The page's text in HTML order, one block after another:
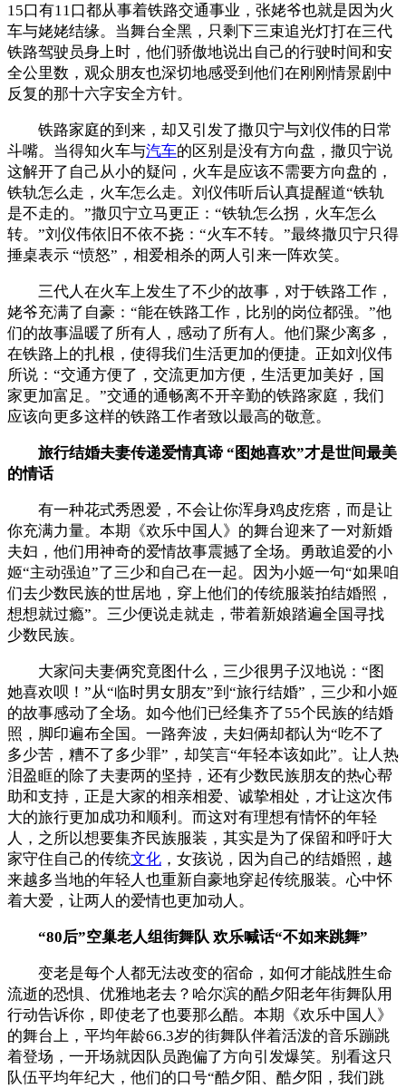
15口有11口都从事着铁路交通事业，张姥爷也就是因为火
车与姥姥结缘。当舞台全黑，只剩下三束追光灯打在三代
铁路驾驶员身上时，他们骄傲地说出自己的行驶时间和安
全公里数，观众朋友也深切地感受到他们在刚刚情景剧中
反复的那十六字安全方针。
铁路家庭的到来，却又引发了撒贝宁与刘仪伟的日常
斗嘴。当得知火车与汽车的区别是没有方向盘，撒贝宁说
这解开了自己从小的疑问，火车是应该不需要方向盘的，
铁轨怎么走，火车怎么走。刘仪伟听后认真提醒道“铁轨
是不走的。”撒贝宁立马更正：“铁轨怎么拐，火车怎么
转。”刘仪伟依旧不依不挠：“火车不转。”最终撒贝宁只得
捶桌表示 “愤怒”，相爱相杀的两人引来一阵欢笑。
三代人在火车上发生了不少的故事，对于铁路工作，
姥爷充满了自豪：“能在铁路工作，比别的岗位都强。”他
们的故事温暖了所有人，感动了所有人。他们聚少离多，
在铁路上的扎根，使得我们生活更加的便捷。正如刘仪伟
所说：“交通方便了，交流更加方便，生活更加美好，国
家更加富足。”交通的通畅离不开辛勤的铁路家庭，我们
应该向更多这样的铁路工作者致以最高的敬意。
旅行结婚夫妻传递爱情真谛 “图她喜欢”才是世间最美
的情话
有一种花式秀恩爱，不会让你浑身鸡皮疙瘩，而是让
你充满力量。本期《欢乐中国人》的舞台迎来了一对新婚
夫妇，他们用神奇的爱情故事震撼了全场。勇敢追爱的小
姬“主动强迫”了三少和自己在一起。因为小姬一句“如果咱
们去少数民族的世居地，穿上他们的传统服装拍结婚照，
想想就过瘾”。三少便说走就走，带着新娘踏遍全国寻找
少数民族。
大家问夫妻俩究竟图什么，三少很男子汉地说：“图
她喜欢呗！”从“临时男女朋友”到“旅行结婚”，三少和小姬
的故事感动了全场。如今他们已经集齐了55个民族的结婚
照，脚印遍布全国。一路奔波，夫妇俩却都认为“吃不了
多少苦，糟不了多少罪”，却笑言“年轻本该如此”。让人热
泪盈眶的除了夫妻两的坚持，还有少数民族朋友的热心帮
助和支持，正是大家的相亲相爱、诚挚相处，才让这次伟
大的旅行更加成功和顺利。而这对有理想有情怀的年轻
人，之所以想要集齐民族服装，其实是为了保留和呼吁大
家守住自己的传统文化 ，女孩说，因为自己的结婚照，越
来越多当地的年轻人也重新自豪地穿起传统服装。心中怀
着大爱，让两人的爱情也更加动人。
“80后”空巢老人组街舞队 欢乐喊话“不如来跳舞”
变老是每个人都无法改变的宿命，如何才能战胜生命
流逝的恐惧、优雅地老去？哈尔滨的酷夕阳老年街舞队用
行动告诉你，即使老了也要那么酷。本期《欢乐中国人》
的舞台上，平均年龄66.3岁的街舞队伴着活泼的音乐蹦跳
着登场，一开场就因队员跑偏了方向引发爆笑。别看这只
队伍平均年纪大，他们的口号“酷夕阳、酷夕阳，我们跳